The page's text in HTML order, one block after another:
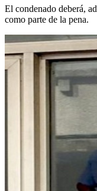
El condenado deberá,
como parte de la pena.